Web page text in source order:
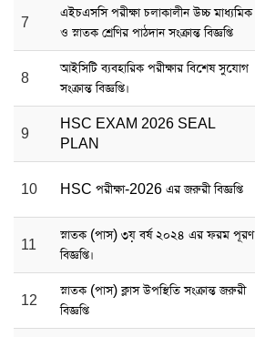
7
এইচএসসি পরীক্ষা চলাকালীন উচ্চ মাধ্যমিক
ও স্নাতক শ্রেণির পাঠদান সংক্রান্ত বিজ্ঞপ্তি
8
আইসিটি ব্যবহারিক পরীক্ষার বিশেষ সুযোগ
সংক্রান্ত বিজ্ঞপ্তি।
9
HSC EXAM 2026 SEAL
PLAN
10 HSC পরীক্ষা-2026 এর জরুরী বিজ্ঞপ্তি
11
স্নাতক (পাস) ৩য় বর্ষ ২০২৪ এর ফরম পূরণ
বিজ্ঞপ্তি।
12
স্নাতক (পাস) ক্লাস উপস্থিতি সংক্রান্ত জরুরী
বিজ্ঞপ্তি